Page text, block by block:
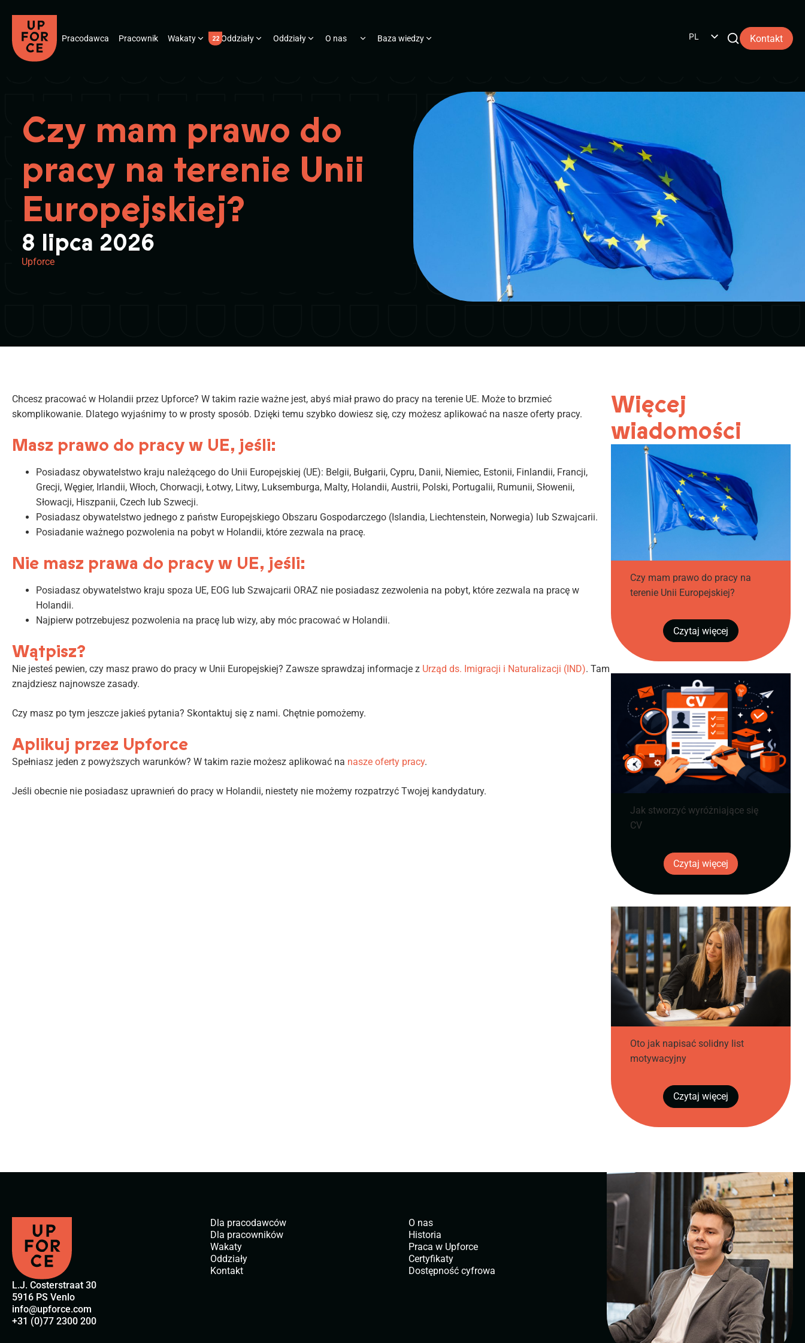
Pracodawca Pracownik Wakaty 22 Oddziały Oddziały O nas Baza wiedzy
PL
Kontakt
Czy mam prawo do
pracy na terenie Unii
Europejskiej?
8 lipca 2026
Upforce
Chcesz pracować w Holandii przez Upforce? W takim razie ważne jest, abyś miał prawo do pracy na terenie UE. Może to brzmieć
skomplikowanie. Dlatego wyjaśnimy to w prosty sposób. Dzięki temu szybko dowiesz się, czy możesz aplikować na nasze oferty pracy.
Masz prawo do pracy w UE, jeśli:
Posiadasz obywatelstwo kraju należącego do Unii Europejskiej (UE): Belgii, Bułgarii, Cypru, Danii, Niemiec, Estonii, Finlandii, Francji,
Grecji, Węgier, Irlandii, Włoch, Chorwacji, Łotwy, Litwy, Luksemburga, Malty, Holandii, Austrii, Polski, Portugalii, Rumunii, Słowenii,
Słowacji, Hiszpanii, Czech lub Szwecji.
Posiadasz obywatelstwo jednego z państw Europejskiego Obszaru Gospodarczego (Islandia, Liechtenstein, Norwegia) lub Szwajcarii.
Posiadanie ważnego pozwolenia na pobyt w Holandii, które zezwala na pracę.
Nie masz prawa do pracy w UE, jeśli:
Posiadasz obywatelstwo kraju spoza UE, EOG lub Szwajcarii ORAZ nie posiadasz zezwolenia na pobyt, które zezwala na pracę w
Holandii.
Najpierw potrzebujesz pozwolenia na pracę lub wizy, aby móc pracować w Holandii.
Wątpisz?
Nie jesteś pewien, czy masz prawo do pracy w Unii Europejskiej? Zawsze sprawdzaj informacje z Urząd ds. Imigracji i Naturalizacji (IND). Tam
znajdziesz najnowsze zasady.
Czy masz po tym jeszcze jakieś pytania? Skontaktuj się z nami. Chętnie pomożemy.
Aplikuj przez Upforce
Spełniasz jeden z powyższych warunków? W takim razie możesz aplikować na nasze oferty pracy.
Jeśli obecnie nie posiadasz uprawnień do pracy w Holandii, niestety nie możemy rozpatrzyć Twojej kandydatury.
Więcej
wiadomości
Czy mam prawo do pracy na
terenie Unii Europejskiej?
Czytaj więcej
Jak stworzyć wyróżniające się
CV
Czytaj więcej
Oto jak napisać solidny list
motywacyjny
Czytaj więcej
L.J. Costerstraat 30
5916 PS Venlo
info@upforce.com
+31 (0)77 2300 200
Dla pracodawców
Dla pracowników
Wakaty
Oddziały
Kontakt
O nas
Historia
Praca w Upforce
Certyfikaty
Dostępność cyfrowa